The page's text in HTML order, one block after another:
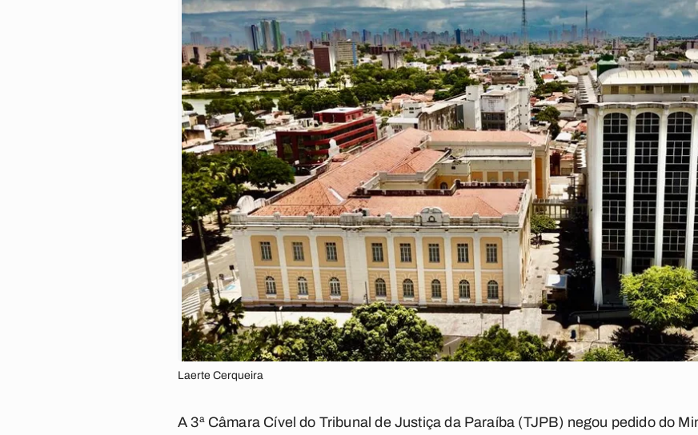
Laerte Cerqueira
A 3ª Câmara Cível do Tribunal de Justiça da Paraíba (TJPB) negou pedido do